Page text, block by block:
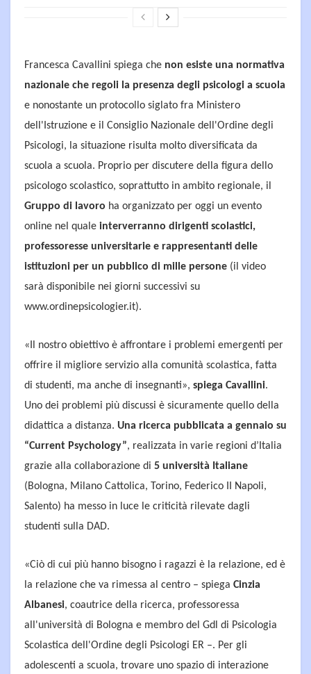
Francesca Cavallini spiega che non esiste una normativa
nazionale che regoli la presenza degli psicologi a scuola
e nonostante un protocollo siglato fra Ministero
dell'Istruzione e il Consiglio Nazionale dell'Ordine degli
Psicologi, la situazione risulta molto diversificata da
scuola a scuola. Proprio per discutere della figura dello
psicologo scolastico, soprattutto in ambito regionale, il
Gruppo di lavoro ha organizzato per oggi un evento
online nel quale interverranno dirigenti scolastici,
professoresse universitarie e rappresentanti delle
istituzioni per un pubblico di mille persone (il video
sarà disponibile nei giorni successivi su
www.ordinepsicologier.it).
«Il nostro obiettivo è affrontare i problemi emergenti per
offrire il migliore servizio alla comunità scolastica, fatta
di studenti, ma anche di insegnanti», spiega Cavallini.
Uno dei problemi più discussi è sicuramente quello della
didattica a distanza. Una ricerca pubblicata a gennaio su
“Current Psychology”, realizzata in varie regioni d’Italia
grazie alla collaborazione di 5 università Italiane
(Bologna, Milano Cattolica, Torino, Federico II Napoli,
Salento) ha messo in luce le criticità rilevate dagli
studenti sulla DAD.
«Ciò di cui più hanno bisogno i ragazzi è la relazione, ed è
la relazione che va rimessa al centro – spiega Cinzia
Albanesi, coautrice della ricerca, professoressa
all'università di Bologna e membro del Gdl di Psicologia
Scolastica dell'Ordine degli Psicologi ER –. Per gli
adolescenti a scuola, trovare uno spazio di interazione